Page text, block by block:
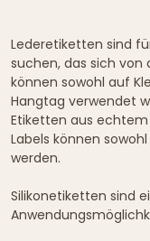
Lederetiketten sind
suchen, das sich von
können sowohl auf
Hangtag verwendet
Etiketten aus echtem
Labels können
werden.
Silikonetiketten sind